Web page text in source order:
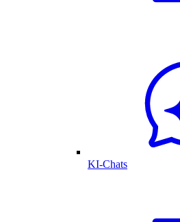
KI-Chats